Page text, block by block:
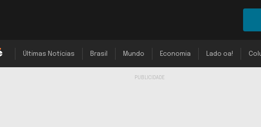
Últimas Notícias Brasil Mundo Economia Lado oa!